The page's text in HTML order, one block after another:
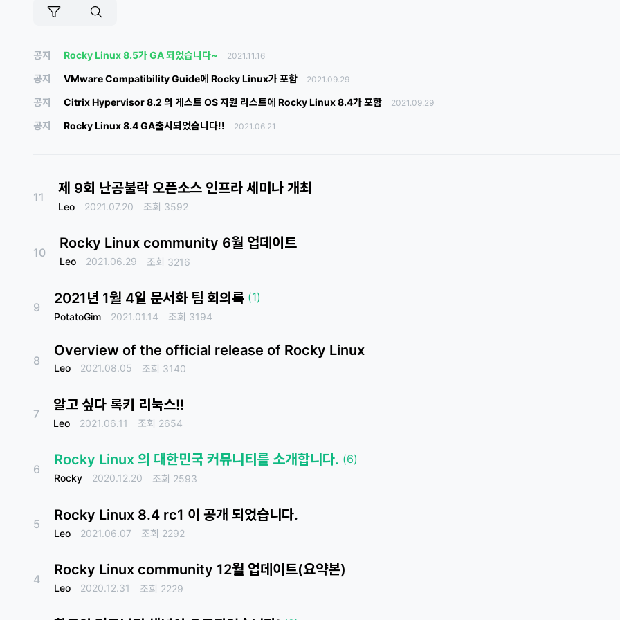
공지 Rocky Linux 8.5가 GA 되었습니다~ 2021.11.16
공지 VMware Compatibility Guide에 Rocky Linux가 포함 2021.09.29
공지 Citrix Hypervisor 8.2 의 게스트 OS 지원 리스트에 Rocky Linux 8.4가 포함 2021.09.29
공지 Rocky Linux 8.4 GA출시되었습니다!! 2021.06.21
11
제 9회 난공불락 오픈소스 인프라 세미나 개최
Leo 2021.07.20 조회 3592
10
Rocky Linux community 6월 업데이트
Leo 2021.06.29 조회 3216
9
2021년 1월 4일 문서화 팀 회의록 (1)
PotatoGim 2021.01.14 조회 3194
8
Overview of the official release of Rocky Linux
Leo 2021.08.05 조회 3140
7
알고 싶다 록키 리눅스!!
Leo 2021.06.11 조회 2654
6
Rocky Linux 의 대한민국 커뮤니티를 소개합니다. (6)
Rocky 2020.12.20 조회 2593
5
Rocky Linux 8.4 rc1 이 공개 되었습니다.
Leo 2021.06.07 조회 2292
4
Rocky Linux community 12월 업데이트(요약본)
Leo 2020.12.31 조회 2229